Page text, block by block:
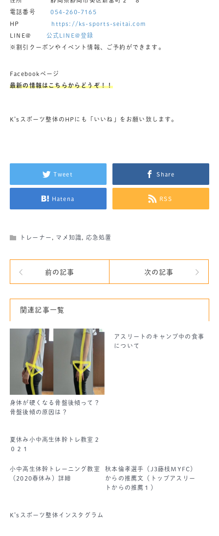
電話番号054-260-7165
HP https://ks-sports-seitai.com
LINE@
公式LINE@登録
※割引クーポンやイベント情報、ご予約ができます。
Facebookページ
最新の情報はこちらからどうぞ！！
K’sスポーツ整体のHPにも「いいね」をお願い致します。
Tweet Share
Hatena RSS
トレーナー マメ知識 応急処置
前の記事 次の記事
関連記事一覧
身体が硬くなる骨盤後傾って？
骨盤後傾の原因は？
アスリートのキャンプ中の食事
について
夏休み小中高生体幹トレ教室２
０２１
小中高生体幹トレーニング教室
（2020春休み）詳細
秋本倫孝選手（J3藤枝MYFC）
からの推薦文（トップアスリー
トからの推薦１）
K’sスポーツ整体インスタグラム